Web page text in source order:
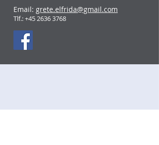
Email: grete.elfrida@gmail.com
Tlf.:+45 2636 3768